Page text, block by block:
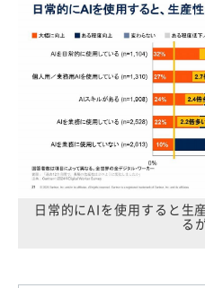
日常的にAIを使用すると生
る